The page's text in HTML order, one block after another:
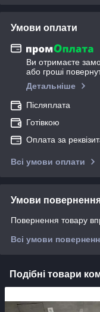
Умови оплати
Ви отримаєте
або гроші
Детальніше
Післяплата
Готівкою
Оплата за
Всі умови оплати
Умови
Повернення товару
Всі умови
Подібні товари